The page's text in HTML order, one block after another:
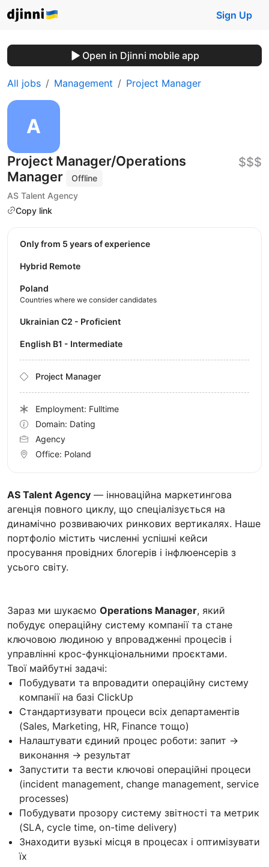
Sign Up
Open in Djinni mobile app
All jobs Management Project Manager
Project Manager/Operations
Manager
Offline
AS Talent Agency
Copy link
$$$
AS Talent Agency — інноваційна маркетингова
агенція повного циклу, що спеціалізується на
динамічно розвиваючих ринкових вертикалях. Наше
портфоліо містить численні успішні кейси
просування провідних блогерів і інфлюенсерів з
усього світу.
Зараз ми шукаємо Operations Manager, який
побудує операційну систему компанії та стане
ключовою людиною у впровадженні процесів і
управлінні крос-функціональними проєктами.
Твої майбутні задачі:
Побудувати та впровадити операційну систему
компанії на базі ClickUp
Стандартизувати процеси всіх департаментів
(Sales, Marketing, HR, Finance тощо)
Налаштувати єдиний процес роботи: запит →
виконання → результат
Запустити та вести ключові операційні процеси
(incident management, change management, service
processes)
Побудувати прозору систему звітності та метрик
(SLA, cycle time, on-time delivery)
Знаходити вузькі місця в процесах і оптимізувати
їх
Only from 5 years of experience
Hybrid Remote
Poland
Countries where we consider candidates
Ukrainian C2 - Proficient
English B1 - Intermediate
Project Manager
Employment: Fulltime
Domain: Dating
Agency
Office: Poland